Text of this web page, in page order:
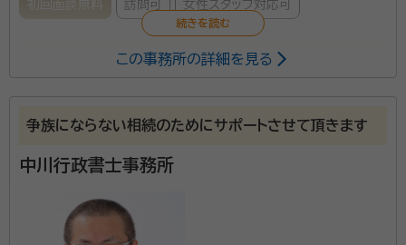
初回面談無料 訪問可 女性スタッフ対応可
相続税・不動産に詳しい女性税理士が対応し、税務調査
貯金の解約手続から、空き家になった実家の遺品整理ま
で、幅広く相談が出来ます。
この事務所の詳細を見る
争族にならない相続のためにサポートさせて頂きます
中川行政書士事務所